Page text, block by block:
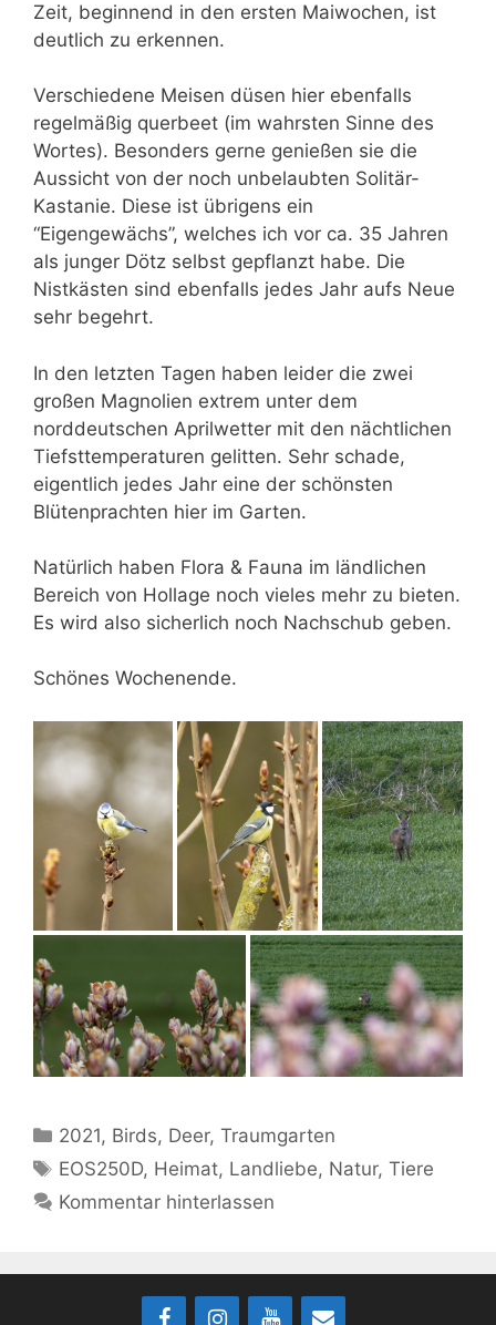
Zeit, beginnend in den ersten Maiwochen, ist
deutlich zu erkennen.
Verschiedene Meisen düsen hier ebenfalls
regelmäßig querbeet (im wahrsten Sinne des
Wortes). Besonders gerne genießen sie die
Aussicht von der noch unbelaubten Solitär-
Kastanie. Diese ist übrigens ein
“Eigengewächs”, welches ich vor ca. 35 Jahren
als junger Dötz selbst gepflanzt habe. Die
Nistkästen sind ebenfalls jedes Jahr aufs Neue
sehr begehrt.
In den letzten Tagen haben leider die zwei
großen Magnolien extrem unter dem
norddeutschen Aprilwetter mit den nächtlichen
Tiefsttemperaturen gelitten. Sehr schade,
eigentlich jedes Jahr eine der schönsten
Blütenprachten hier im Garten.
Natürlich haben Flora & Fauna im ländlichen
Bereich von Hollage noch vieles mehr zu bieten.
Es wird also sicherlich noch Nachschub geben.
Schönes Wochenende.
Kategorien
2021, Birds, Deer,Traumgarten
Schlagwörter
EOS250D, Heimat, Landliebe, Natur,Tiere
Kommentar hinterlassen